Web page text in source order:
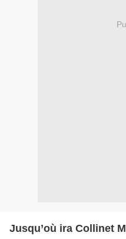
Jusqu’où ira Collinet